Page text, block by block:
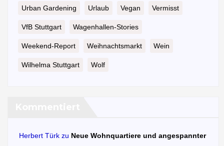
Urban Gardening Urlaub Vegan Vermisst
VfB Stuttgart Wagenhallen-Stories
Weekend-Report Weihnachtsmarkt Wein
Wilhelma Stuttgart Wolf
Herbert Türk zu Neue Wohnquartiere und angespannter